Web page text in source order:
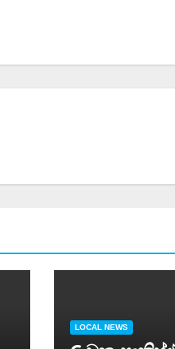
LOCAL NEWS